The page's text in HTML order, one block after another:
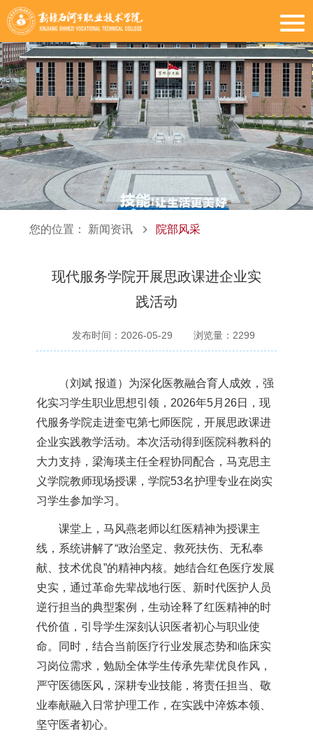
您的位置： 新闻资讯 院部风采
现代服务学院开展思政课进企业实
践活动
发布时间：2026-05-29 浏览量： 2299
（刘斌 报道）为深化医教融合育人成效，强
化实习学生职业思想引领，2026年5月26日，现
代服务学院走进奎屯第七师医院，开展思政课进
企业实践教学活动。本次活动得到医院科教科的
大力支持，梁海瑛主任全程协同配合，马克思主
义学院教师现场授课，学院53名护理专业在岗实
习学生参加学习。
课堂上，马风燕老师以红医精神为授课主
线，系统讲解了“政治坚定、救死扶伤、无私奉
献、技术优良”的精神内核。她结合红色医疗发展
史实，通过革命先辈战地行医、新时代医护人员
逆行担当的典型案例，生动诠释了红医精神的时
代价值，引导学生深刻认识医者初心与职业使
命。同时，结合当前医疗行业发展态势和临床实
习岗位需求，勉励全体学生传承先辈优良作风，
严守医德医风，深耕专业技能，将责任担当、敬
业奉献融入日常护理工作，在实践中淬炼本领、
坚守医者初心。